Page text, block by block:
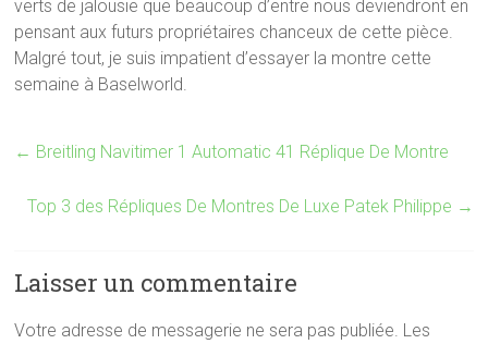
verts de jalousie que beaucoup d’entre nous deviendront en
pensant aux futurs propriétaires chanceux de cette pièce.
Malgré tout, je suis impatient d’essayer la montre cette
semaine à Baselworld.
← Breitling Navitimer 1 Automatic 41 Réplique De Montre
Top 3 des Répliques De Montres De Luxe Patek Philippe →
Laisser un commentaire
Votre adresse de messagerie ne sera pas publiée. Les